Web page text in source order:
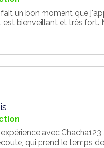
fait un bon moment que
est bienveillant et très fort.
avec
qui prend le temps